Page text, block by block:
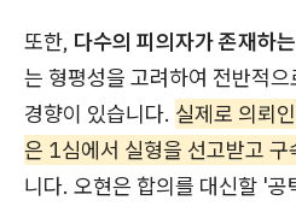
또한, 다수의 피의자가 존재하
는 형평성을 고려하여 전반적
경향이 있습니다. 실제로 의뢰
은 1심에서 실형을 선고받고
니다. 오현은 합의를 대신할 '